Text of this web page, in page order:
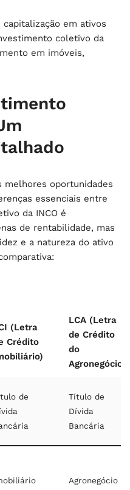
em ativos
coletivo da
em imóveis,
melhores oportunidades
essenciais entre
da INCO é
de rentabilidade, mas
e a natureza do ativo
(Letra
Crédito
LCA (Letra
de Crédito
do
Agronegócio)
de
Título de
Dívida
Bancária
Agronegócio